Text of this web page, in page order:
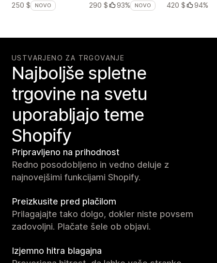
250 $
NOVO
290 $
93% NOVO
420 $
94%
USTVARJENO ZA TRGOVANJE
Najboljše spletne
trgovine na svetu
uporabljajo teme
Shopify
Pripravljeno na prihodnost
Redno posodobljeno in vedno deluje z
najnovejšimi funkcijami Shopify.
Preizkusite pred plačilom
Prilagajajte tako dolgo, dokler niste povsem
zadovoljni. Plačate šele ob objavi.
Izjemno hitra blagajna